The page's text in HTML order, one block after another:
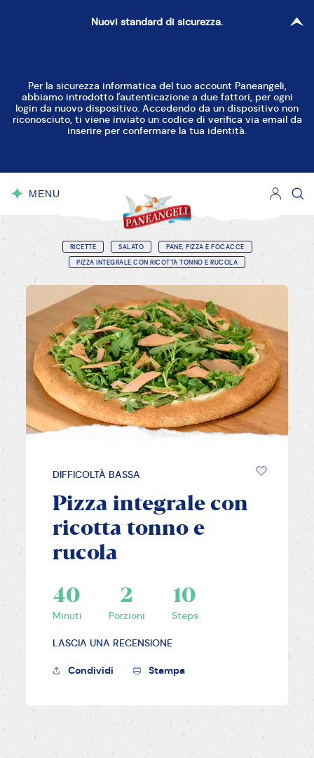
Nuovi standard di sicurezza.
Per la sicurezza informatica del tuo account Paneangeli,
abbiamo introdotto l'autenticazione a due fattori, per ogni
login da nuovo dispositivo. Accedendo da un dispositivo non
riconosciuto, ti viene inviato un codice di verifica via email da
inserire per confermare la tua identità.
MENU
RICETTE SALATO
PANE, PIZZA E FOCACCE
PIZZA INTEGRALE CON RICOTTA TONNO E RUCOLA
DIFFICOLTÀ BASSA
Pizza integrale con
ricotta tonno e
rucola
40
Minuti
2
Porzioni
10
Steps
LASCIA UNA RECENSIONE
Condividi Stampa